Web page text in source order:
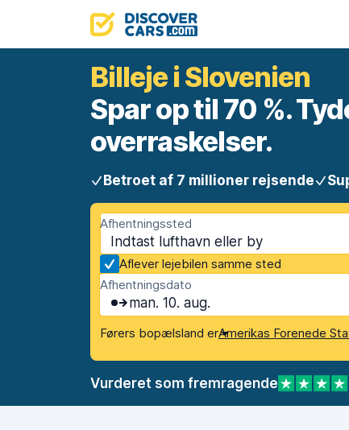
Billeje i Slovenien
Spar op til 70 %.
overraskelser.
Betroet af 7 millioner rejsende
Afhentningssted
Aflever lejebilen samme sted
Afhentningsdato
man. 10. aug.
Førers bopælsland erAmerikas Forenede
Vurderet som fremragende